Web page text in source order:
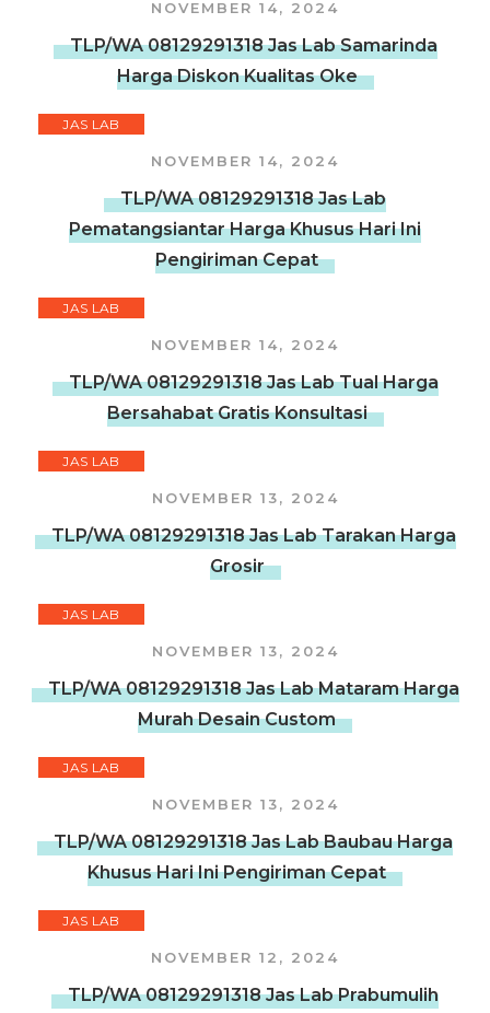
NOVEMBER 14, 2024
TLP/WA 08129291318 Jas Lab Samarinda
Harga Diskon Kualitas Oke
JAS LAB
NOVEMBER 14, 2024
TLP/WA 08129291318 Jas Lab
Pematangsiantar Harga Khusus Hari Ini
Pengiriman Cepat
JAS LAB
NOVEMBER 14, 2024
TLP/WA 08129291318 Jas Lab Tual Harga
Bersahabat Gratis Konsultasi
JAS LAB
NOVEMBER 13, 2024
TLP/WA 08129291318 Jas Lab Tarakan Harga
Grosir
JAS LAB
NOVEMBER 13, 2024
TLP/WA 08129291318 Jas Lab Mataram Harga
Murah Desain Custom
JAS LAB
NOVEMBER 13, 2024
TLP/WA 08129291318 Jas Lab Baubau Harga
Khusus Hari Ini Pengiriman Cepat
JAS LAB
NOVEMBER 12, 2024
TLP/WA 08129291318 Jas Lab Prabumulih